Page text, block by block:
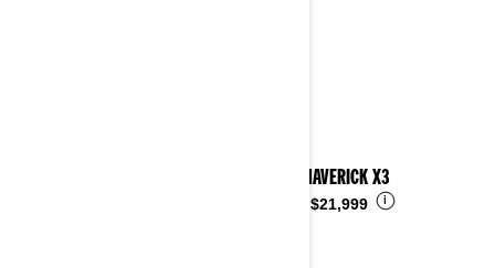
2025 MAVERICK X3
$21,999 i